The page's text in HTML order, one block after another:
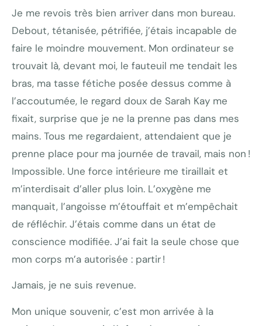
Je me revois très bien arriver dans mon bureau.
Debout, tétanisée, pétrifiée, j’étais incapable de
faire le moindre mouvement. Mon ordinateur se
trouvait là, devant moi, le fauteuil me tendait les
bras, ma tasse fétiche posée dessus comme à
l’accoutumée, le regard doux de Sarah Kay me
fixait, surprise que je ne la prenne pas dans mes
mains. Tous me regardaient, attendaient que je
prenne place pour ma journée de travail, mais non !
Impossible. Une force intérieure me tiraillait et
m’interdisait d’aller plus loin. L’oxygène me
manquait, l’angoisse m’étouffait et m’empêchait
de réfléchir. J’étais comme dans un état de
conscience modifiée. J’ai fait la seule chose que
mon corps m’a autorisée : partir !
Jamais, je ne suis revenue.
Mon unique souvenir, c’est mon arrivée à la